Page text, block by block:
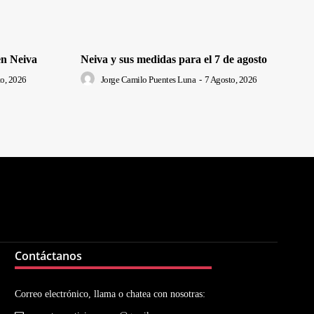
Neiva
2026
Neiva y sus medidas para el 7 de agosto
Jorge Camilo Puentes Luna - 7 Agosto, 2026
Contáctanos
Correo electrónico, llama o chatea con nosotras: